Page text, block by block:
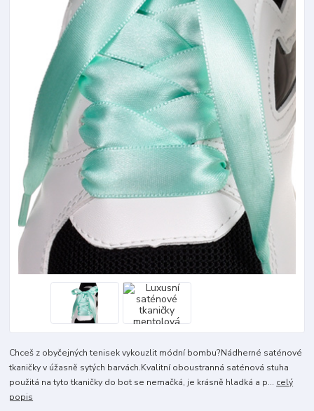
Chceš z obyčejných tenisek vykouzlit módní bombu?Nádherné saténové
tkaničky v úžasně sytých barvách.Kvalitní oboustranná saténová stuha
použitá na tyto tkaničky do bot se nemačká, je krásně hladká a p... celý
popis